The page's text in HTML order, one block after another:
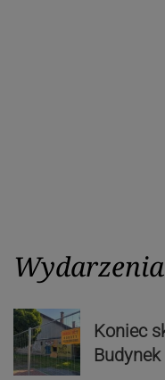
Wydarzenia
Koniec